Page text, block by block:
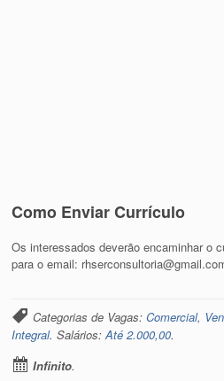
Como Enviar Currículo
Os interessados deverão encaminhar o
para o email:
Categorias de Vagas:Comercial,
Integral. Salários:Até 2.000,00.
Infinito.